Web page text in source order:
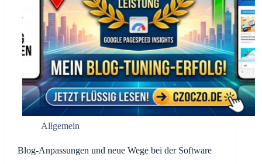
Allgemein
Blog-Anpassungen und neue Wege bei der Software